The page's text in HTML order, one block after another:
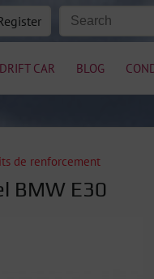
CAR BLOG
de renforcement
BMW E30